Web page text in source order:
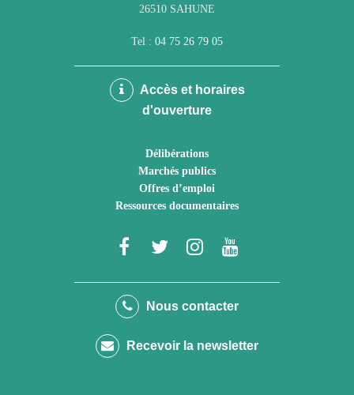
26510 SAHUNE
Tel : 04 75 26 79 05
Accès et horaires
d'ouverture
Délibérations
Marchés publics
Offres d’emploi
Ressources documentaires
Lien
le
Facebook
Lien
le
Twitter
Lien
le
Instagram
Youtube
Nous contacter
Recevoir la newsletter